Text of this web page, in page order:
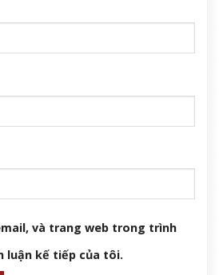
và trang web trong trình
luận kế tiếp của tôi.